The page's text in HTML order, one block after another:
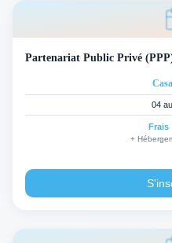
Partenariat Public Privé
04
Frais
+